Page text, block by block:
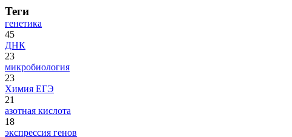
Теги
генетика
45
ДНК
23
микробиология
23
Химия ЕГЭ
21
азотная кислота
18
экспрессия генов